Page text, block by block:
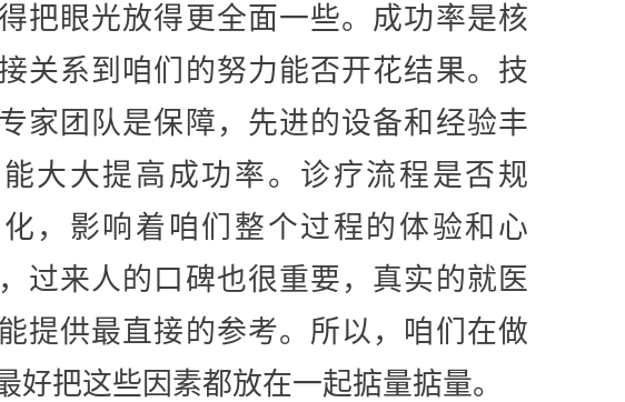
把眼光放得更全面一些。成功率是核
关系到咱们的努力能否开花结果。技
家团队是保障，先进的设备和经验丰
大大提高成功率。诊疗流程是否规
，影响着咱们整个过程的体验和心
过来人的口碑也很重要，真实的就医
提供最直接的参考。所以，咱们在做
好把这些因素都放在一起掂量掂量。